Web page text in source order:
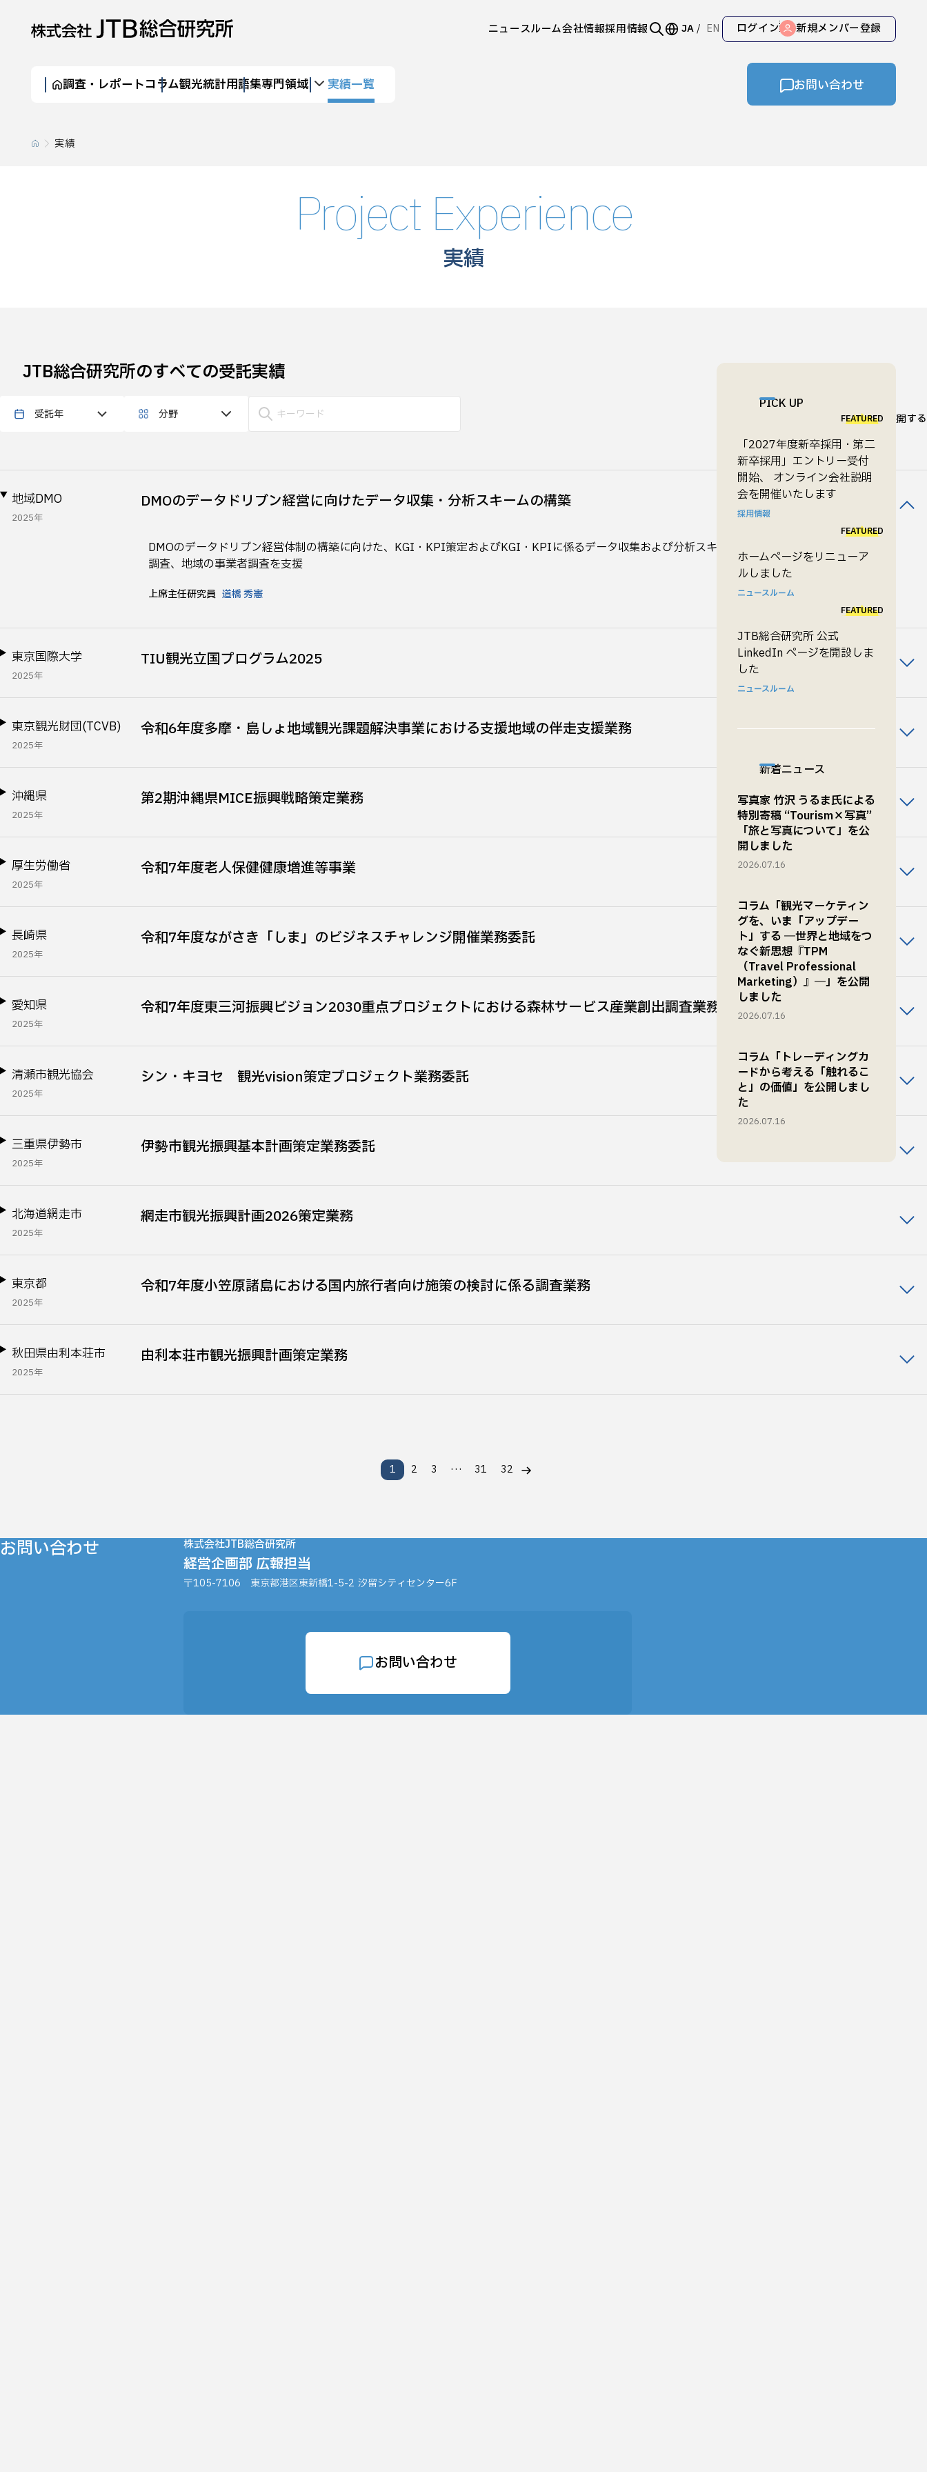
ニュースルーム会社情報採用情報 JA EN ログイン 新規メンバー登録
調査・レポートコラム観光統計用語集専門領域 実績一覧 お問い合わせ
実績
Project Experience
実績
JTB総合研究所のすべての受託実績
受託年 分野 すべて展開する
地域DMO
2025年
DMOのデータドリブン経営に向けたデータ収集・分析スキームの構築
DMOのデータドリブン経営体制の構築に向けた、KGI・KPI策定およびKGI・KPIに係るデータ収集および分析スキームの構築、来訪者調査、住民
調査、地域の事業者調査を支援
上席主任研究員 道橋 秀憲
東京国際大学
2025年
TIU観光立国プログラム2025
東京観光財団(TCVB)
2025年
令和6年度多摩・島しょ地域観光課題解決事業における支援地域の伴走支援業務
沖縄県
2025年
第2期沖縄県MICE振興戦略策定業務
厚生労働省
2025年
令和7年度老人保健健康増進等事業
長崎県
2025年
令和7年度ながさき「しま」のビジネスチャレンジ開催業務委託
愛知県
2025年
令和7年度東三河振興ビジョン2030重点プロジェクトにおける森林サービス産業創出調査業務
清瀬市観光協会
2025年
シン・キヨセ 観光vision策定プロジェクト業務委託
三重県伊勢市
2025年
伊勢市観光振興基本計画策定業務委託
北海道網走市
2025年
網走市観光振興計画2026策定業務
東京都
2025年
令和7年度小笠原諸島における国内旅行者向け施策の検討に係る調査業務
秋田県由利本荘市
2025年
由利本荘市観光振興計画策定業務
1 2 3 … 31 32
お問い合わせ 株式会社JTB総合研究所
経営企画部 広報担当
〒105-7106 東京都港区東新橋1-5-2 汐留シティセンター6F
お問い合わせ
PICK UP
FEATURED
「2027年度新卒採用・第二
新卒採用」エントリー受付
開始、 オンライン会社説明
会を開催いたします
採用情報
FEATURED
ホームページをリニューア
ルしました
ニュースルーム
FEATURED
JTB総合研究所 公式
LinkedIn ページを開設しま
した
ニュースルーム
新着ニュース
写真家 竹沢 うるま氏による
特別寄稿 “Tourism×写真”
「旅と写真について」を公
開しました
2026.07.16
コラム「観光マーケティン
グを、いま「アップデー
ト」する ―世界と地域をつ
なぐ新思想『TPM
（Travel Professional
Marketing）』―」を公開
しました
2026.07.16
コラム「トレーディングカ
ードから考える「触れるこ
と」の価値」を公開しまし
た
2026.07.16